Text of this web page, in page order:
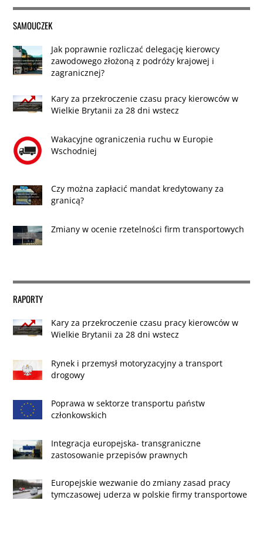
SAMOUCZEK
Jak poprawnie rozliczać delegację kierowcy
zawodowego złożoną z podróży krajowej i
zagranicznej?
Kary za przekroczenie czasu pracy kierowców w
Wielkie Brytanii za 28 dni wstecz
Wakacyjne ograniczenia ruchu w Europie
Wschodniej
Czy można zapłacić mandat kredytowany za
granicą?
Zmiany w ocenie rzetelności firm transportowych
RAPORTY
Kary za przekroczenie czasu pracy kierowców w
Wielkie Brytanii za 28 dni wstecz
Rynek i przemysł motoryzacyjny a transport
drogowy
Poprawa w sektorze transportu państw
członkowskich
Integracja europejska- transgraniczne
zastosowanie przepisów prawnych
Europejskie wezwanie do zmiany zasad pracy
tymczasowej uderza w polskie firmy transportowe